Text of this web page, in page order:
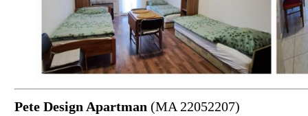
Pete Design Apartman (MA 22052207)